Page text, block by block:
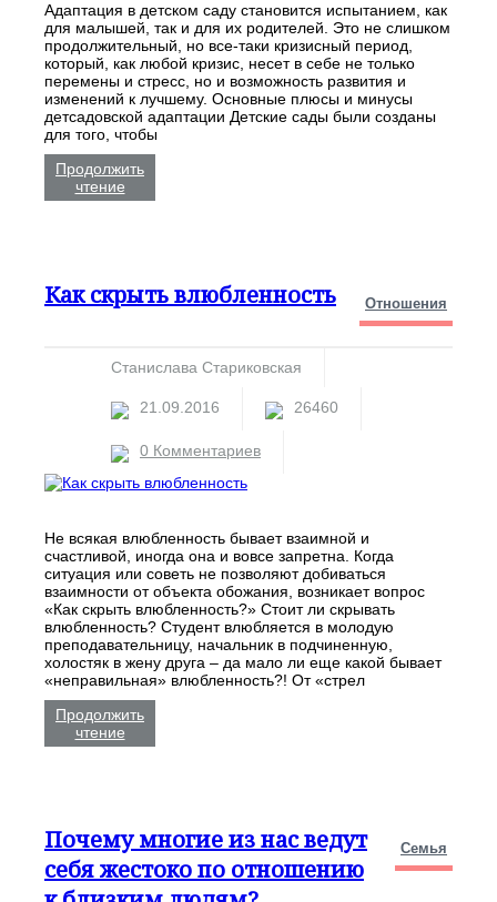
Адаптация в детском саду становится испытанием, как
для малышей, так и для их родителей. Это не слишком
продолжительный, но все-таки кризисный период,
который, как любой кризис, несет в себе не только
перемены и стресс, но и возможность развития и
изменений к лучшему. Основные плюсы и минусы
детсадовской адаптации Детские сады были созданы
для того, чтобы
Продолжить
чтение
Как скрыть влюбленность Отношения
Станислава Стариковская
21.09.2016 26460
0 Комментариев
Не всякая влюбленность бывает взаимной и
счастливой, иногда она и вовсе запретна. Когда
ситуация или советь не позволяют добиваться
взаимности от объекта обожания, возникает вопрос
«Как скрыть влюбленность?» Стоит ли скрывать
влюбленность? Студент влюбляется в молодую
преподавательницу, начальник в подчиненную,
холостяк в жену друга – да мало ли еще какой бывает
«неправильная» влюбленность?! От «стрел
Продолжить
чтение
Почему многие из нас ведут
себя жестоко по отношению
Семья